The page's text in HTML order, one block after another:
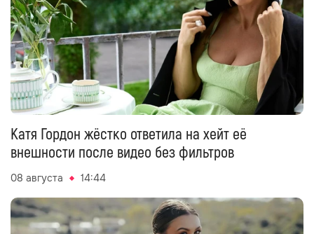
Катя Гордон жёстко ответила на хейт её
внешности после видео без фильтров
08 августа 14:44